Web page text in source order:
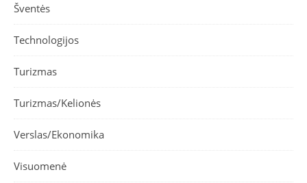
Šventės
Technologijos
Turizmas
Turizmas/Kelionės
Verslas/Ekonomika
Visuomenė